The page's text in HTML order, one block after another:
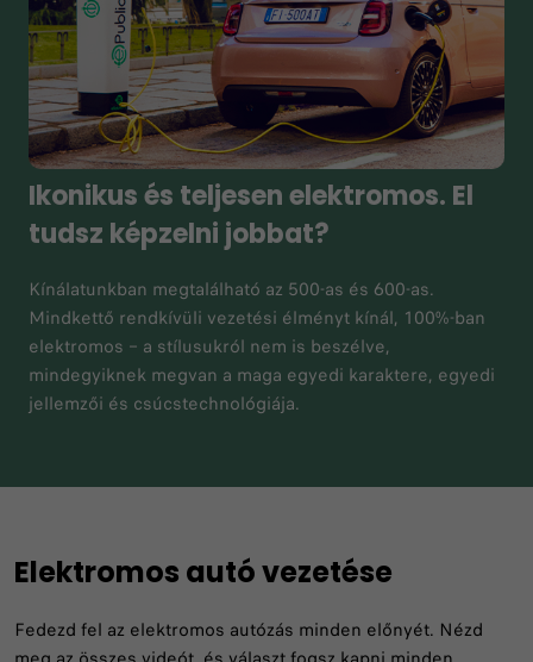
Ikonikus és teljesen elektromos. El
tudsz képzelni jobbat?
Kínálatunkban megtalálható az 500-as és 600-as.
Mindkettő rendkívüli vezetési élményt kínál, 100%-ban
elektromos – a stílusukról nem is beszélve,
mindegyiknek megvan a maga egyedi karaktere, egyedi
jellemzői és csúcstechnológiája.
Elektromos autó vezetése
Fedezd fel az elektromos autózás minden előnyét. Nézd